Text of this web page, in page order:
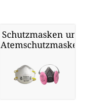
Schutzmasken und
Atemschutzmasken